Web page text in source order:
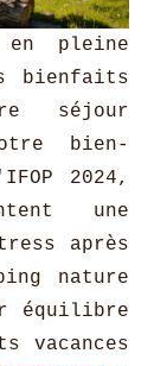
pleine
bienfaits
séjour
bien-
2024,
une
après
nature
équilibre
vacances